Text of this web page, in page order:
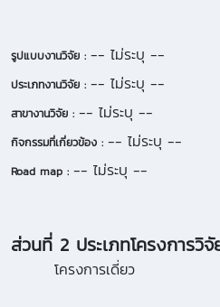
รูปแบบงานวิจัย : -- ไม่ระบุ --
ประเภทงานวิจัย : -- ไม่ระบุ --
สาขางานวิจัย : -- ไม่ระบุ --
กิจกรรมที่เกี่ยวข้อง : -- ไม่ระบุ --
Road map : -- ไม่ระบุ --
ส่วนที่ 2 ประเภทโครงการวิจั
โครงการเดี่ยว